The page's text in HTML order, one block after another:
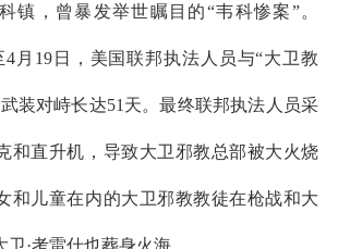
镇，曾暴发举世瞩目的“韦科惨案”。
4月19日，美国联邦执法人员与“大卫教
装对峙长达51天。最终联邦执法人员采
和直升机，导致大卫邪教总部被大火烧
和儿童在内的大卫邪教教徒在枪战和大
·考雷什也葬身火海。